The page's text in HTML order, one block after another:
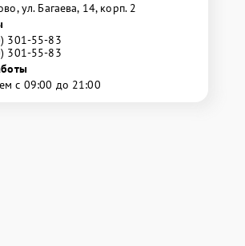
ул. Багаева, 14, корп. 2
301-55-83
301-55-83
с 09:00 до 21:00